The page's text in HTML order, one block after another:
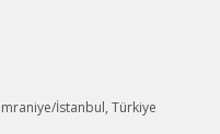
İstanbul, Türkiye